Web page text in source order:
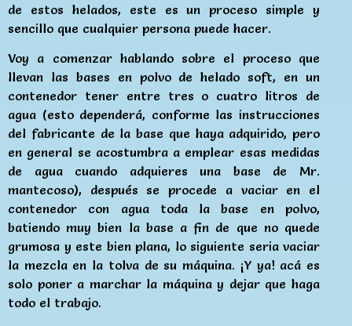
de estos helados, este es un proceso simple y
sencillo que cualquier persona puede hacer.
Voy a comenzar hablando sobre el proceso que
llevan las bases en polvo de helado soft, en un
contenedor tener entre tres o cuatro litros de
agua (esto dependerá, conforme las instrucciones
del fabricante de la base que haya adquirido, pero
en general se acostumbra a emplear esas medidas
de agua cuando adquieres una base de Mr.
mantecoso), después se procede a vaciar en el
contenedor con agua toda la base en polvo,
batiendo muy bien la base a fin de que no quede
grumosa y este bien plana, lo siguiente seria vaciar
la mezcla en la tolva de su máquina. ¡Y ya! acá es
solo poner a marchar la máquina y dejar que haga
todo el trabajo.